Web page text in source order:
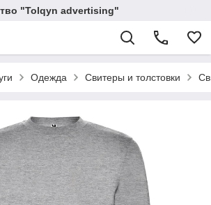
"Tolqyn advertising"
Одежда Свитеры и толстовки